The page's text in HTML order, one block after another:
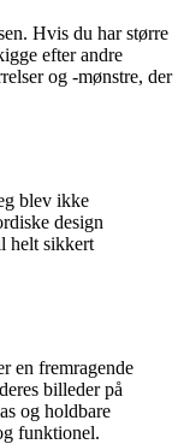
Hvis du har større
efter andre
og -mønstre, der
blev ikke
design
helt sikkert
en fremragende
billeder på
og holdbare
funktionel.